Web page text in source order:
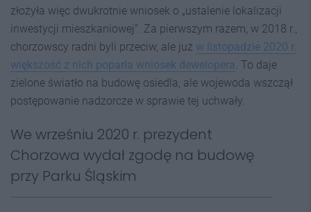
złożyła więc dwukrotnie wniosek o „ustalenie lokalizacji
inwestycji mieszkaniowej”. Za pierwszym razem, w 2018 r.,
chorzowscy radni byli przeciw, ale już w listopadzie 2020 r.
większość z nich poparła wniosek dewelopera . To daje
zielone światło na budowę osiedla, ale wojewoda wszczął
postępowanie nadzorcze w sprawie tej uchwały.
We wrześniu 2020 r. prezydent
Chorzowa wydał zgodę na budowę
przy Parku Śląskim